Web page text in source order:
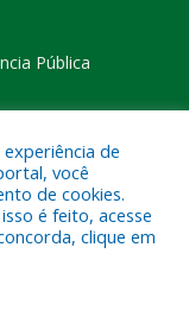
Pública
de Eldorado
de
você
de cookies.
é feito, acesse
clique em